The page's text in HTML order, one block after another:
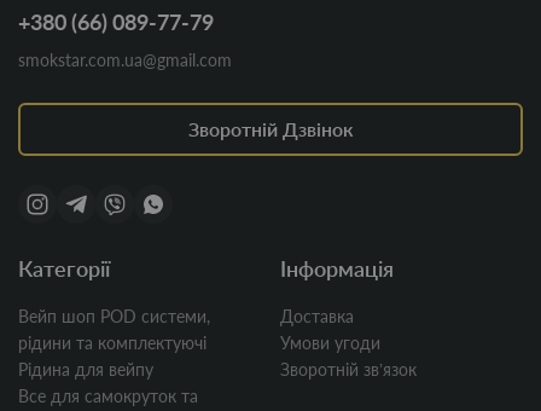
+380 (66) 089-77-79
smokstar.com.ua@gmail.com
Зворотній Дзвінок
Категорії
Вейп шоп POD системи,
рідини та комплектуючі
Рідина для вейпу
Все для самокруток та
Інформація
Доставка
Умови угоди
Зворотній звʼязок